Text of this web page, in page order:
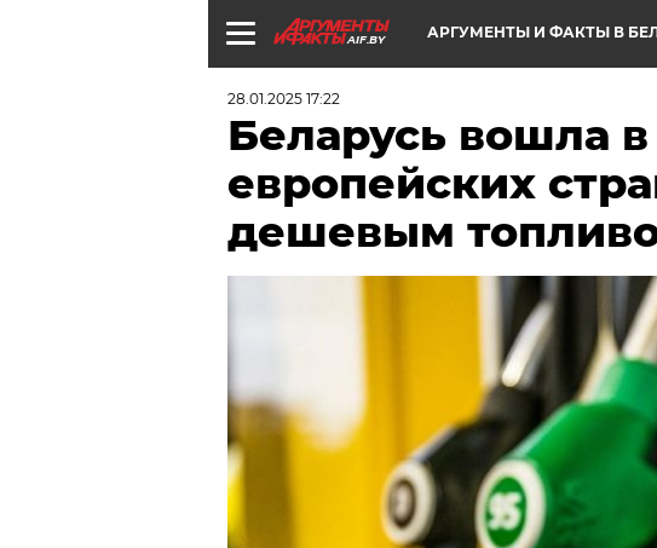
AIF.BY АРГУМЕНТЫ И ФАКТЫ В
28.01.2025 17:22
Беларусь вошла в
европейских
дешевым